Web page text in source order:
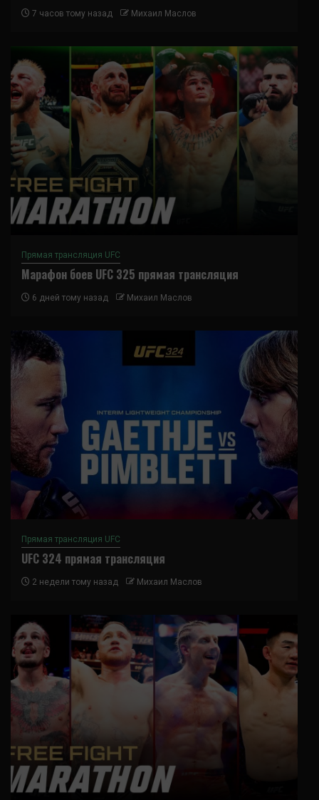
7 часов тому назад Михаил Маслов
Прямая трансляция UFC
Марафон боев UFC 325 прямая трансляция
6 дней тому назад Михаил Маслов
Прямая трансляция UFC
UFC 324 прямая трансляция
2 недели тому назад Михаил Маслов